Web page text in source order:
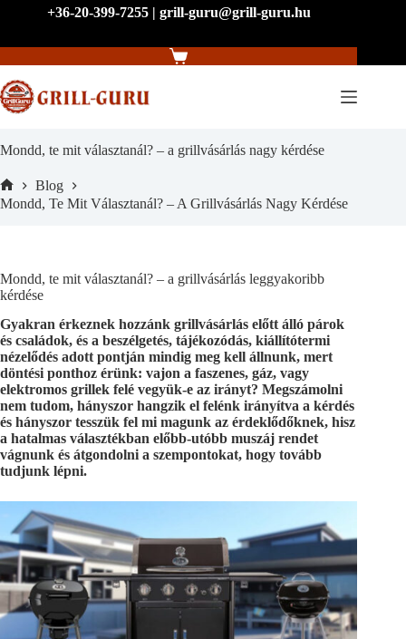
+36-20-399-7255 | grill-guru@grill-guru.hu
Shopping
Mondd, te mit választanál? – a grillvásárlás nagy kérdése
Home
Blog
Mondd, Te Mit Választanál? – A Grillvásárlás Nagy Kérdése
Mondd, te mit választanál? – a grillvásárlás leggyakoribb
kérdése
Gyakran érkeznek hozzánk grillvásárlás előtt álló párok
és családok, és a beszélgetés, tájékozódás, kiállítótermi
nézelődés adott pontján mindig meg kell állnunk, mert
döntési ponthoz érünk: vajon a faszenes, gáz, vagy
elektromos grillek felé vegyük-e az irányt? Megszámolni
nem tudom, hányszor hangzik el felénk irányítva a kérdés
és hányszor tesszük fel mi magunk az érdeklődőknek, hisz
a hatalmas választékban előbb-utóbb muszáj rendet
vágnunk és átgondolni a szempontokat, hogy tovább
tudjunk lépni.